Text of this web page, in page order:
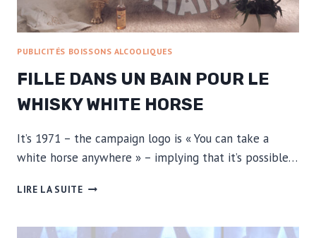
PUBLICITÉS BOISSONS ALCOOLIQUES
FILLE DANS UN BAIN POUR LE
WHISKY WHITE HORSE
It’s 1971 – the campaign logo is « You can take a
white horse anywhere » – implying that it’s possible…
LIRE LA SUITEFILLE
BAIN